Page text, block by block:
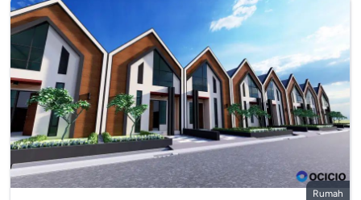
Rumah